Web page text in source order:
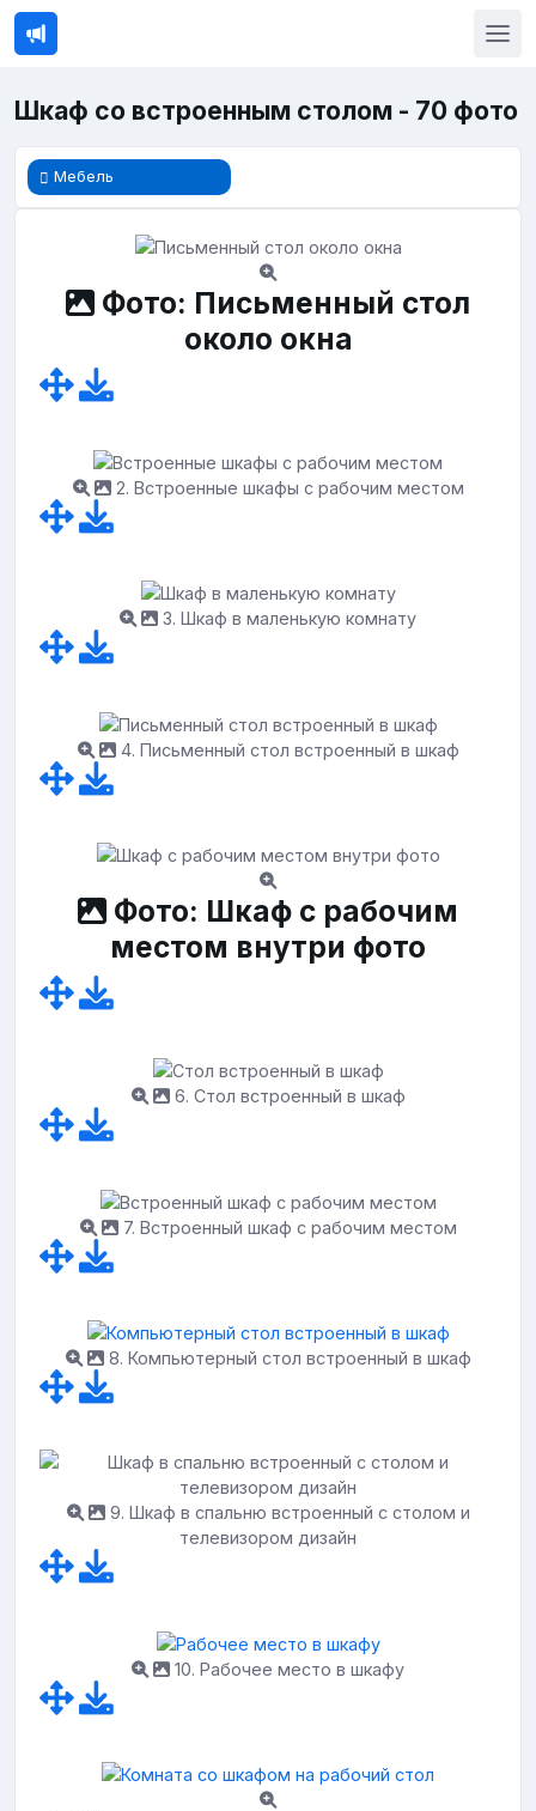
Шкаф со встроенным столом - 70 фото
Мебель
Фото: Письменный стол
около окна
2. Встроенные шкафы с рабочим местом
3. Шкаф в маленькую комнату
4. Письменный стол встроенный в шкаф
Фото: Шкаф с рабочим
местом внутри фото
6. Стол встроенный в шкаф
7. Встроенный шкаф с рабочим местом
8. Компьютерный стол встроенный в шкаф
9. Шкаф в спальню встроенный с столом и
телевизором дизайн
10. Рабочее место в шкафу